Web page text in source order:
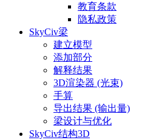
教育条款
隐私政策
SkyCiv梁
建立模型
添加部分
解释结果
3D渲染器 (光束)
手算
导出结果 (输出量)
梁设计与优化
SkyCiv结构3D